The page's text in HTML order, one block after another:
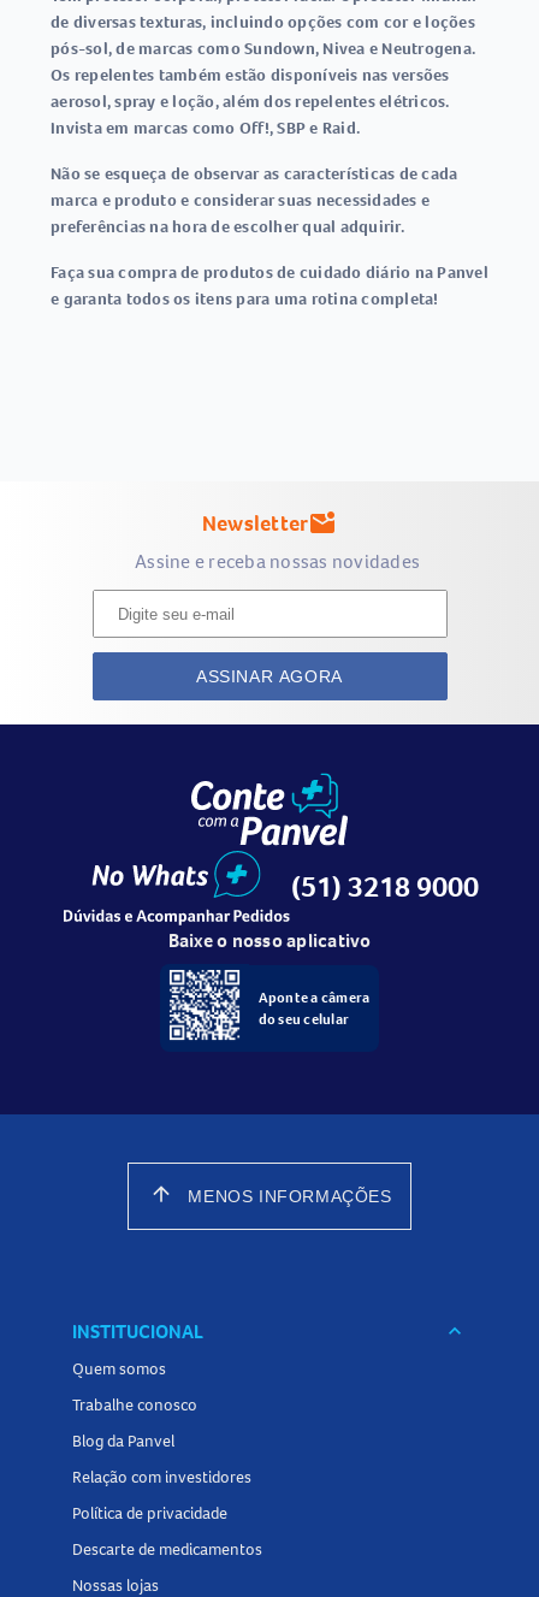
de diversas texturas, incluindo opções com cor e loções
pós-sol, de marcas como Sundown, Nivea e Neutrogena.
Os repelentes também estão disponíveis nas versões
aerosol, spray e loção, além dos repelentes elétricos.
Invista em marcas como Off!, SBP e Raid.
Não se esqueça de observar as características de cada
marca e produto e considerar suas necessidades e
preferências na hora de escolher qual adquirir.
Faça sua compra de produtos de cuidado diário na Panvel
e garanta todos os itens para uma rotina completa!
Newslettermark_email_unread
Assine e receba nossas novidades
ASSINAR AGORA
(51) 3218 9000
Baixe o nosso aplicativo
Aponte a câmera
do seu celular
arrow_upward MENOS INFORMAÇÕES
INSTITUCIONAL keyboard_arrow_down
Quem somos
Trabalhe conosco
Blog da Panvel
Relação com investidores
Política de privacidade
Descarte de medicamentos
Nossas lojas